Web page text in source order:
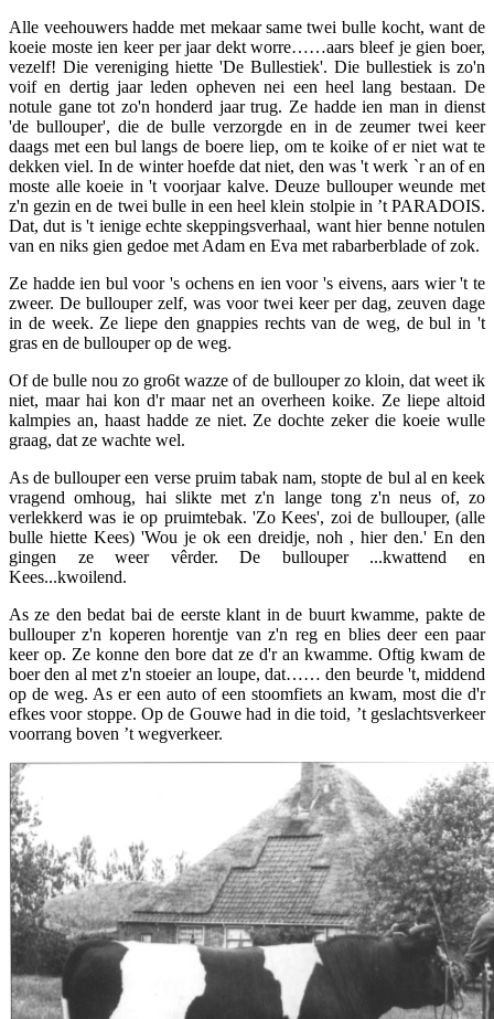
Alle veehouwers hadde met mekaar same twei bulle kocht, want de
koeie moste ien keer per jaar dekt worre……aars bleef je gien boer,
vezelf! Die vereniging hiette 'De Bullestiek'. Die bullestiek is zo'n
voif en dertig jaar leden opheven nei een heel lang bestaan. De
notule gane tot zo'n honderd jaar trug. Ze hadde ien man in dienst
'de bullouper', die de bulle verzorgde en in de zeumer twei keer
daags met een bul langs de boere liep, om te koike of er niet wat te
dekken viel. In de winter hoefde dat niet, den was 't werk `r an of en
moste alle koeie in 't voorjaar kalve. Deuze bullouper weunde met
z'n gezin en de twei bulle in een heel klein stolpie in ’t PARADOIS.
Dat, dut is 't ienige echte skeppingsverhaal, want hier benne notulen
van en niks gien gedoe met Adam en Eva met rabarberblade of zok.
Ze hadde ien bul voor 's ochens en ien voor 's eivens, aars wier 't te
zweer. De bullouper zelf, was voor twei keer per dag, zeuven dage
in de week. Ze liepe den gnappies rechts van de weg, de bul in 't
gras en de bullouper op de weg.
Of de bulle nou zo gro6t wazze of de bullouper zo kloin, dat weet ik
niet, maar hai kon d'r maar net an overheen koike. Ze liepe altoid
kalmpies an, haast hadde ze niet. Ze dochte zeker die koeie wulle
graag, dat ze wachte wel.
As de bullouper een verse pruim tabak nam, stopte de bul al en keek
vragend omhoug, hai slikte met z'n lange tong z'n neus of, zo
verlekkerd was ie op pruimtebak. 'Zo Kees', zoi de bullouper, (alle
bulle hiette Kees) 'Wou je ok een dreidje, noh , hier den.' En den
gingen ze weer vêrder. De bullouper ...kwattend en
Kees...kwoilend.
As ze den bedat bai de eerste klant in de buurt kwamme, pakte de
bullouper z'n koperen horentje van z'n reg en blies deer een paar
keer op. Ze konne den bore dat ze d'r an kwamme. Oftig kwam de
boer den al met z'n stoeier an loupe, dat…… den beurde 't, middend
op de weg. As er een auto of een stoomfiets an kwam, most die d'r
efkes voor stoppe. Op de Gouwe had in die toid, ’t geslachtsverkeer
voorrang boven ’t wegverkeer.